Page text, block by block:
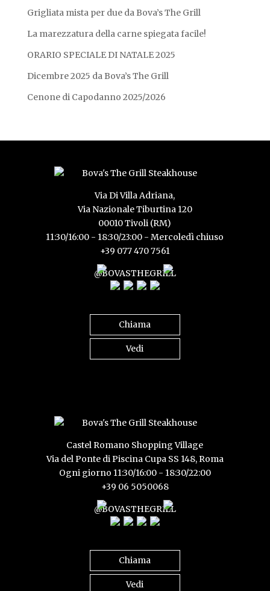
Grigliata mista per due da Bova’s The Grill
La marezzatura della carne spiegata facile!
ORARIO SPECIALE DI NATALE 2025
Dicembre 2025 da Bova’s The Grill
Cenone di Capodanno 2025/2026
Via Di Villa Adriana,
Via Nazionale Tiburtina 120
00010 Tivoli (RM)
11:30/16:00 - 18:30/23:00 - Mercoledì chiuso
+39 077 470 7561
@BOVASTHEGRILL
Chiama
Vedi
Castel Romano Shopping Village
Via del Ponte di Piscina Cupa SS 148, Roma
Ogni giorno 11:30/16:00 - 18:30/22:00
+39 06 5050068
@BOVASTHEGRILL
Chiama
Vedi